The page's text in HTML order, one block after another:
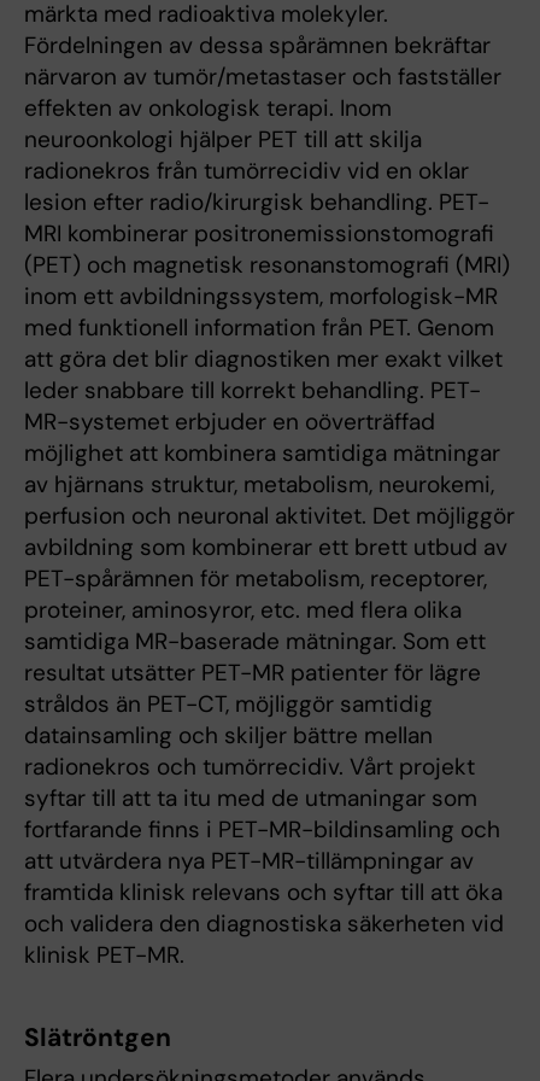
märkta med radioaktiva molekyler.
Fördelningen av dessa spårämnen bekräftar
närvaron av tumör/metastaser och fastställer
effekten av onkologisk terapi. Inom
neuroonkologi hjälper PET till att skilja
radionekros från tumörrecidiv vid en oklar
lesion efter radio/kirurgisk behandling. PET-
MRI kombinerar positronemissionstomografi
(PET) och magnetisk resonanstomografi (MRI)
inom ett avbildningssystem, morfologisk-MR
med funktionell information från PET. Genom
att göra det blir diagnostiken mer exakt vilket
leder snabbare till korrekt behandling. PET-
MR-systemet erbjuder en oöverträffad
möjlighet att kombinera samtidiga mätningar
av hjärnans struktur, metabolism, neurokemi,
perfusion och neuronal aktivitet. Det möjliggör
avbildning som kombinerar ett brett utbud av
PET-spårämnen för metabolism, receptorer,
proteiner, aminosyror, etc. med flera olika
samtidiga MR-baserade mätningar. Som ett
resultat utsätter PET-MR patienter för lägre
stråldos än PET-CT, möjliggör samtidig
datainsamling och skiljer bättre mellan
radionekros och tumörrecidiv. Vårt projekt
syftar till att ta itu med de utmaningar som
fortfarande finns i PET-MR-bildinsamling och
att utvärdera nya PET-MR-tillämpningar av
framtida klinisk relevans och syftar till att öka
och validera den diagnostiska säkerheten vid
klinisk PET-MR.
Slätröntgen